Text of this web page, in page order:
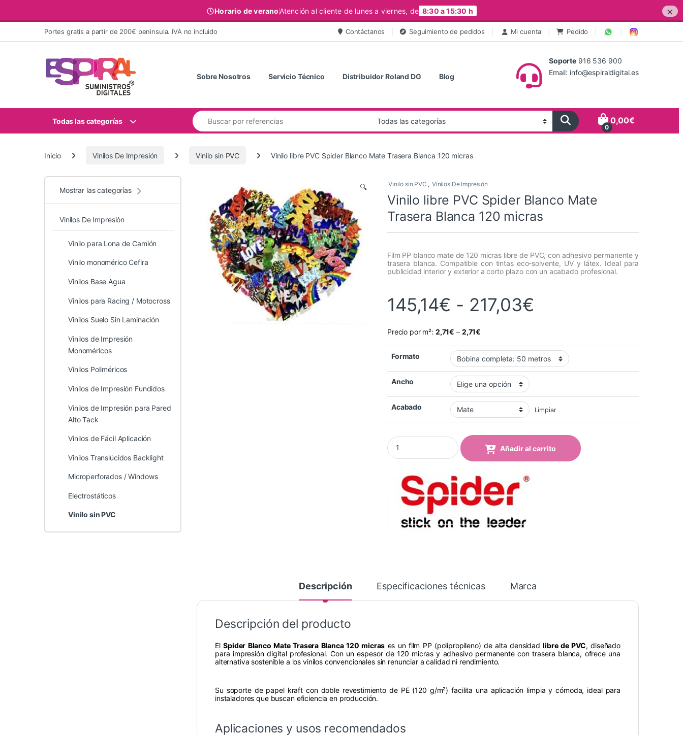
Horario de veranoAtención al cliente de lunes a viernes, de 8:30 a 15:30 h ×
Ir al contenidoPortes gratis a partir de 200€ peninsula. IVA no incluido Contáctanos Seguimiento de pedidos Mi cuenta Pedido
Sobre Nosotros Servicio Técnico Distribuidor Roland DG Blog
Soporte 916 536 900
Email: info@espiraldigital.es
Todas las categorías
Buscar:
0
0,00€
Inicio Vinilos De Impresión Vinilo sin PVC Vinilo libre PVC Spider Blanco Mate Trasera Blanca 120 micras
🔍 Vinilo sin PVC , Vinilos De Impresión
Vinilo libre PVC Spider Blanco Mate
Trasera Blanca 120 micras
Film PP blanco mate de 120 micras libre de PVC, con adhesivo permanente y
trasera blanca. Compatible con tintas eco-solvente, UV y látex. Ideal para
publicidad interior y exterior a corto plazo con un acabado profesional.
145,14€ - 217,03€
Precio por m²: 2,71€ – 2,71€
Formato
Ancho
Acabado Limpiar
Vinilo libre PVC Spider Blanco Mate Trasera Blanca 120 micras quantity
Añadir al carrito
Descripción Especificaciones técnicas Marca
Descripción del producto
ElSpider Blanco Mate Trasera Blanca 120 micras es un film PP (polipropileno) de alta densidadlibre de PVC, diseñado
para impresión digital profesional. Con un espesor de 120 micras y adhesivo permanente con trasera blanca, ofrece una
alternativa sostenible a los vinilos convencionales sin renunciar a calidad ni rendimiento.
Su soporte de papel kraft con doble revestimiento de PE (120 g/m²) facilita una aplicación limpia y cómoda, ideal para
instaladores que buscan eficiencia en producción.
Aplicaciones y usos recomendados
Mostrar las categorías
Vinilos De Impresión
Vinilo para Lona de Camión
Vinilo monomérico Cefira
Vinilos Base Agua
Vinilos para Racing / Motocross
Vinilos Suelo Sin Laminación
Vinilos de Impresión
Monoméricos
Vinilos Poliméricos
Vinilos de Impresión Fundidos
Vinilos de Impresión para Pared
Alto Tack
Vinilos de Fácil Aplicación
Vinilos Translúcidos Backlight
Microperforados / Windows
Electrostáticos
Vinilo sin PVC